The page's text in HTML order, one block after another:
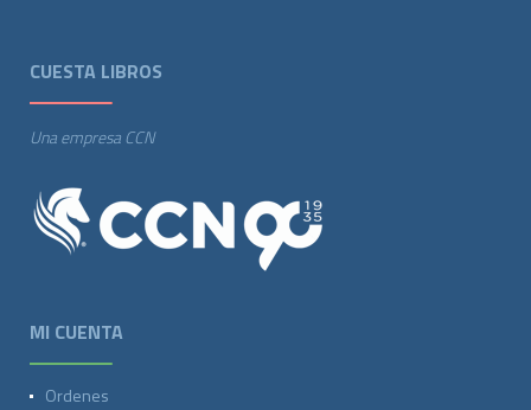
CUESTA LIBROS
Una empresa CCN
MI CUENTA
Ordenes